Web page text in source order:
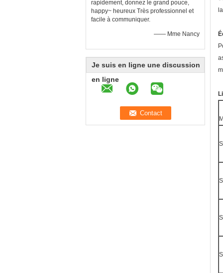
rapidement, donnez le grand pouce,
happy~ heureux Très professionnel et
facile à communiquer.
—— Mme Nancy
Je suis en ligne une discussion
en ligne